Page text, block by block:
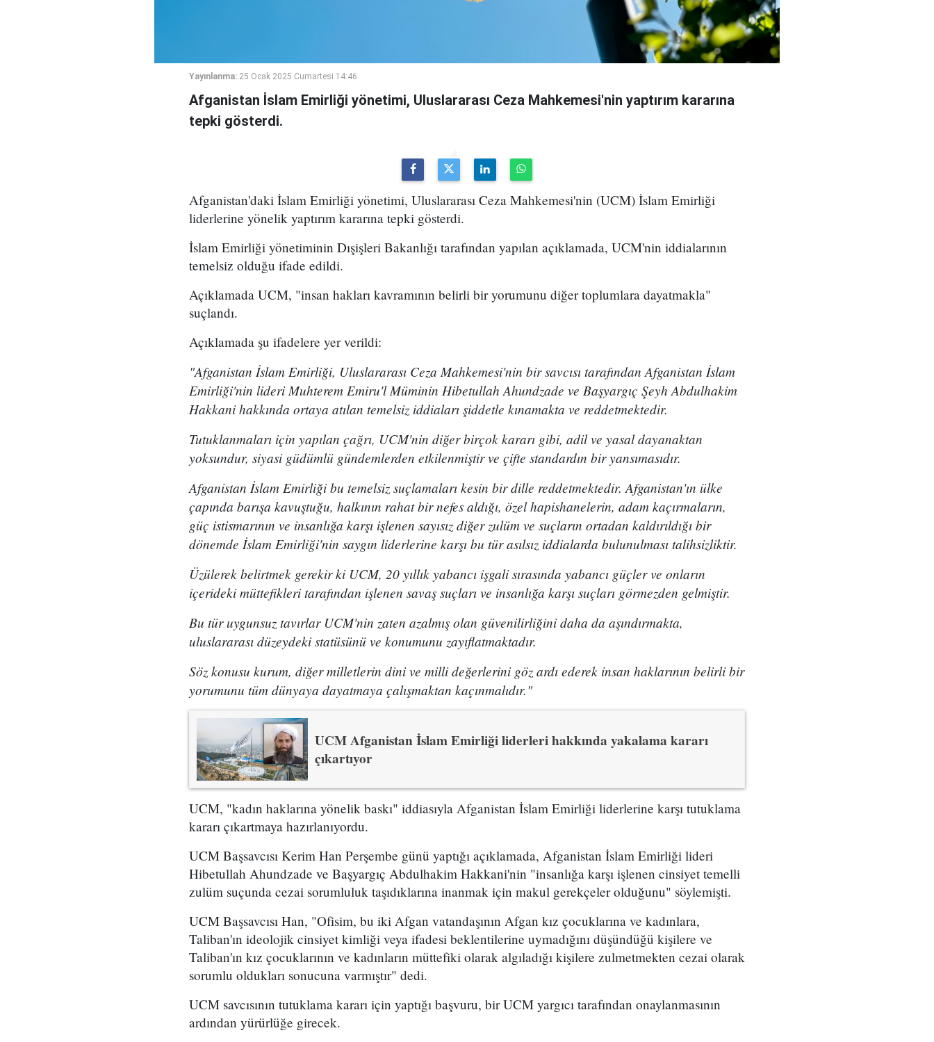
Yayınlanma: 25 Ocak 2025 Cumartesi 14:46
Afganistan İslam Emirliği yönetimi, Uluslararası Ceza Mahkemesi'nin yaptırım kararına
tepki gösterdi.
Afganistan'daki İslam Emirliği yönetimi, Uluslararası Ceza Mahkemesi'nin (UCM) İslam Emirliği
liderlerine yönelik yaptırım kararına tepki gösterdi.
İslam Emirliği yönetiminin Dışişleri Bakanlığı tarafından yapılan açıklamada, UCM'nin iddialarının
temelsiz olduğu ifade edildi.
Açıklamada UCM, "insan hakları kavramının belirli bir yorumunu diğer toplumlara dayatmakla"
suçlandı.
Açıklamada şu ifadelere yer verildi:
"Afganistan İslam Emirliği, Uluslararası Ceza Mahkemesi'nin bir savcısı tarafından Afganistan İslam
Emirliği'nin lideri Muhterem Emiru'l Müminin Hibetullah Ahundzade ve Başyargıç Şeyh Abdulhakim
Hakkani hakkında ortaya atılan temelsiz iddiaları şiddetle kınamakta ve reddetmektedir.
Tutuklanmaları için yapılan çağrı, UCM'nin diğer birçok kararı gibi, adil ve yasal dayanaktan
yoksundur, siyasi güdümlü gündemlerden etkilenmiştir ve çifte standardın bir yansımasıdır.
Afganistan İslam Emirliği bu temelsiz suçlamaları kesin bir dille reddetmektedir. Afganistan'ın ülke
çapında barışa kavuştuğu, halkının rahat bir nefes aldığı, özel hapishanelerin, adam kaçırmaların,
güç istismarının ve insanlığa karşı işlenen sayısız diğer zulüm ve suçların ortadan kaldırıldığı bir
dönemde İslam Emirliği'nin saygın liderlerine karşı bu tür asılsız iddialarda bulunulması talihsizliktir.
Üzülerek belirtmek gerekir ki UCM, 20 yıllık yabancı işgali sırasında yabancı güçler ve onların
içerideki müttefikleri tarafından işlenen savaş suçları ve insanlığa karşı suçları görmezden gelmiştir.
Bu tür uygunsuz tavırlar UCM'nin zaten azalmış olan güvenilirliğini daha da aşındırmakta,
uluslararası düzeydeki statüsünü ve konumunu zayıflatmaktadır.
Söz konusu kurum, diğer milletlerin dini ve milli değerlerini göz ardı ederek insan haklarının belirli bir
yorumunu tüm dünyaya dayatmaya çalışmaktan kaçınmalıdır."
UCM Afganistan İslam Emirliği liderleri hakkında yakalama kararı
çıkartıyor
UCM, "kadın haklarına yönelik baskı" iddiasıyla Afganistan İslam Emirliği liderlerine karşı tutuklama
kararı çıkartmaya hazırlanıyordu.
UCM Başsavcısı Kerim Han Perşembe günü yaptığı açıklamada, Afganistan İslam Emirliği lideri
Hibetullah Ahundzade ve Başyargıç Abdulhakim Hakkani'nin "insanlığa karşı işlenen cinsiyet temelli
zulüm suçunda cezai sorumluluk taşıdıklarına inanmak için makul gerekçeler olduğunu" söylemişti.
UCM Başsavcısı Han, "Ofisim, bu iki Afgan vatandaşının Afgan kız çocuklarına ve kadınlara,
Taliban'ın ideolojik cinsiyet kimliği veya ifadesi beklentilerine uymadığını düşündüğü kişilere ve
Taliban'ın kız çocuklarının ve kadınların müttefiki olarak algıladığı kişilere zulmetmekten cezai olarak
sorumlu oldukları sonucuna varmıştır" dedi.
UCM savcısının tutuklama kararı için yaptığı başvuru, bir UCM yargıcı tarafından onaylanmasının
ardından yürürlüğe girecek.